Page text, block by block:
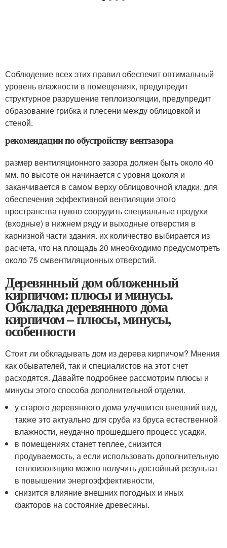
Соблюдение всех этих правил обеспечит оптимальный
уровень влажности в помещениях, предупредит
структурное разрушение теплоизоляции, предупредит
образование грибка и плесени между облицовкой и
стеной.
рекомендации по обустройству вентзазора
размер вентиляционного зазора должен быть около 40
мм. по высоте он начинается с уровня цоколя и
заканчивается в самом верху облицовочной кладки. для
обеспечения эффективной вентиляции этого
пространства нужно соорудить специальные продухи
(входные) в нижнем ряду и выходные отверстия в
карнизной части здания. их количество выбирается из
расчета, что на площадь 20 мнеобходимо предусмотреть
около 75 смвентиляционных отверстий.
Деревянный дом обложенный
кирпичом: плюсы и минусы.
Обкладка деревянного дома
кирпичом – плюсы, минусы,
особенности
Стоит ли обкладывать дом из дерева кирпичом? Мнения
как обывателей, так и специалистов на этот счет
расходятся. Давайте подробнее рассмотрим плюсы и
минусы этого способа дополнительной отделки.
у старого деревянного дома улучшится внешний вид,
также это актуально для сруба из бруса естественной
влажности, неудачно прошедшего процесс усадки,
в помещениях станет теплее, снизится
продуваемость, а если использовать дополнительную
теплоизоляцию можно получить достойный результат
в повышении энергоэффективности,
снизится влияние внешних погодных и иных
факторов на состояние древесины.